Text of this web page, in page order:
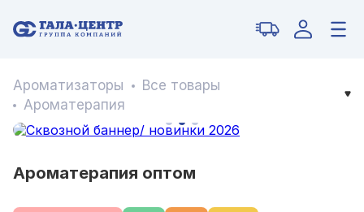
Ароматизаторы
Все товары
Ароматерапия
Ароматерапия оптом